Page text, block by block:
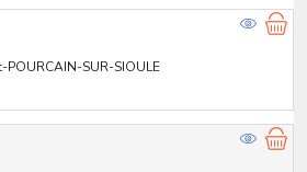
SUR-SIOULE